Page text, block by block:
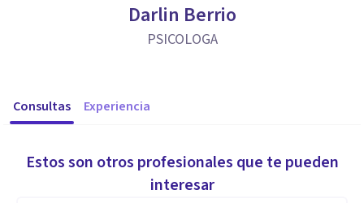
Darlin Berrio
PSICOLOGA
Consultas Experiencia
Estos son otros profesionales que te pueden
interesar